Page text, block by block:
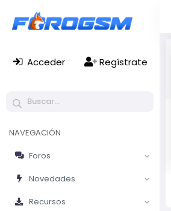
Acceder Regístrate
NAVEGACIÓN
Foros
Novedades
Recursos